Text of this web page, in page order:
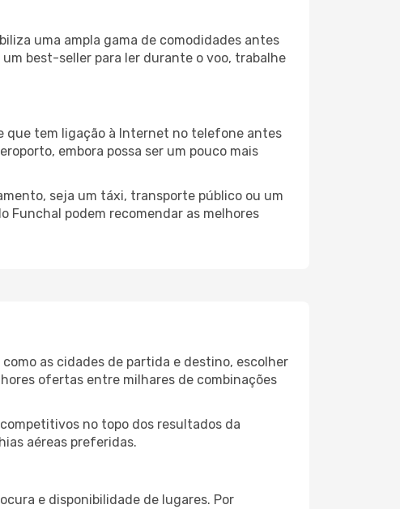
uma ampla gama de comodidades antes
best-seller para ler durante o voo, trabalhe
que tem ligação à Internet no telefone antes
embora possa ser um pouco mais
seja um táxi, transporte público ou um
Funchal podem recomendar as melhores
as cidades de partida e destino, escolher
ofertas entre milhares de combinações
no topo dos resultados da
aéreas preferidas.
e disponibilidade de lugares. Por